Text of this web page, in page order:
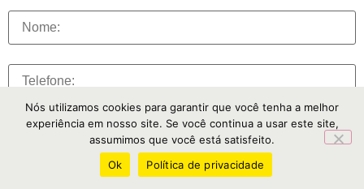
BAIXAR CÁTALOGO
Nós utilizamos cookies para garantir que você tenha a melhor
experiência em nosso site. Se você continua a usar este site,
assumimos que você está satisfeito.
Ok
Política de privacidade